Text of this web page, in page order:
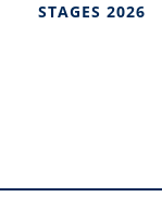
STAGES 2026